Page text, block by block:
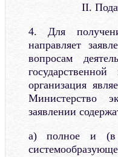
II.
4. Для
направляет
вопросам
организация
Министерство
заявлении
а) полное и (в